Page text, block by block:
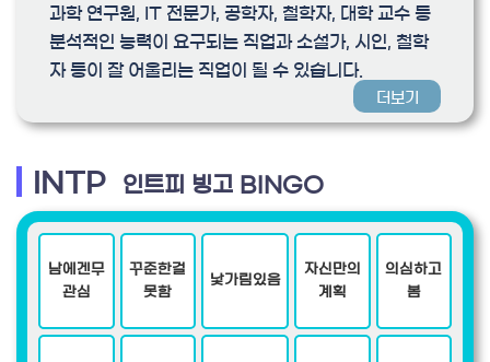
과학 연구원, IT 전문가, 공학자, 철학자, 대학 교수 등
분석적인 능력이 요구되는 직업과 소설가, 시인, 철학
자 등이 잘 어울리는 직업이 될 수 있습니다.
더보기
INTP 인트피 빙고 BINGO
남에겐무
관심
꾸준한걸
못함
낯가림있음
자신만의
계획
의심하고
봄